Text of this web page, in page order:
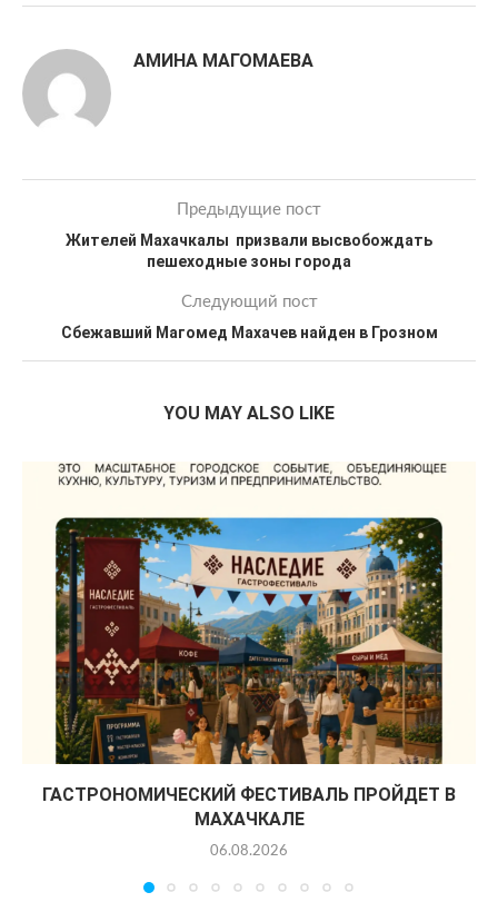
АМИНА МАГОМАЕВА
Предыдущие пост
Жителей Махачкалы призвали высвобождать
пешеходные зоны города
Следующий пост
Сбежавший Магомед Махачев найден в Грозном
YOU MAY ALSO LIKE
ГАСТРОНОМИЧЕСКИЙ ФЕСТИВАЛЬ ПРОЙДЕТ В
МАХАЧКАЛЕ
06.08.2026